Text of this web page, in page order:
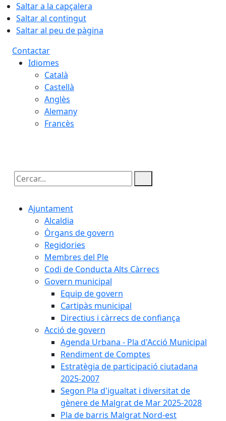
Saltar a la capçalera
Saltar al contingut
Saltar al peu de pàgina
Contactar
Idiomes
Català
Castellà
Anglès
Alemany
Francès
Cercar:
Ajuntament
Alcaldia
Òrgans de govern
Regidories
Membres del Ple
Codi de Conducta Alts Càrrecs
Govern municipal
Equip de govern
Cartipàs municipal
Directius i càrrecs de confiança
Acció de govern
Agenda Urbana - Pla d'Acció Municipal
Rendiment de Comptes
Estratègia de participació ciutadana
2025-2007
Segon Pla d'igualtat i diversitat de
gènere de Malgrat de Mar 2025-2028
Pla de barris Malgrat Nord-est